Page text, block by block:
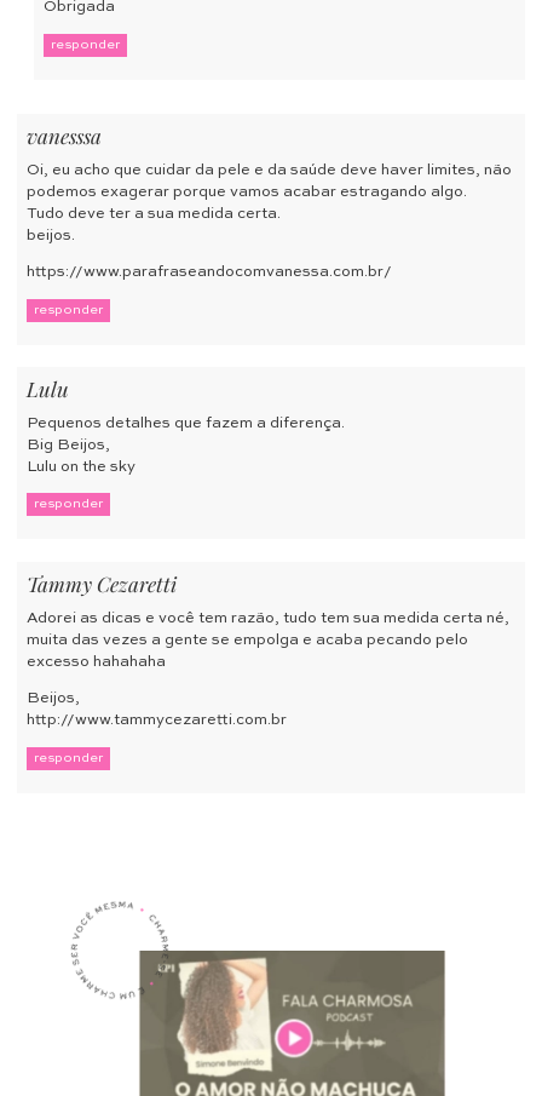
Obrigada
responder
vanesssa
Oi, eu acho que cuidar da pele e da saúde deve haver limites, não
podemos exagerar porque vamos acabar estragando algo.
Tudo deve ter a sua medida certa.
beijos.
https://www.parafraseandocomvanessa.com.br/
responder
Lulu
Pequenos detalhes que fazem a diferença.
Big Beijos,
Lulu on the sky
responder
Tammy Cezaretti
Adorei as dicas e você tem razão, tudo tem sua medida certa né,
muita das vezes a gente se empolga e acaba pecando pelo
excesso hahahaha
Beijos,
http://www.tammycezaretti.com.br
responder